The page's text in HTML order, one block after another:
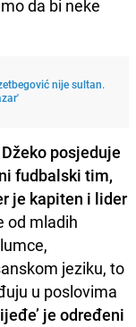
da bi neke
nije sultan.
posjeduje
fudbalski tim,
je kapiten i lider
od mladih
jeziku, to
u poslovima
je određeni